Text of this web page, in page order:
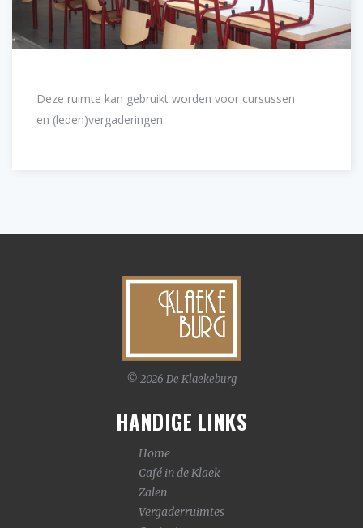
Deze ruimte kan gebruikt worden voor cursussen
en (leden)vergaderingen.
© 2026 De Klaekeburg
HANDIGE LINKS
Home
Café in de Klaek
Zalen
Vergaderruimtes